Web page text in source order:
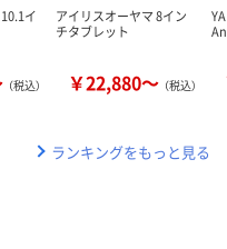
イ
（税込）
アイリスオーヤマ 8イン
チタブレット
￥22,880～ （税込）
ランキングをもっと見る